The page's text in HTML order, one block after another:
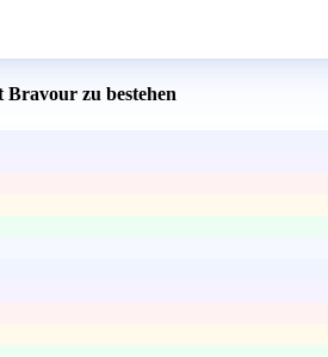
zu bestehen